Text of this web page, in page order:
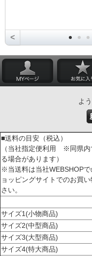
<
よ
■送料の目安（税込）
（当社指定便利用 ※同県内
る場合があります）
※当送料は当社WEBSHOP
ョッピングサイトでのお買
さい。
サイズ1(小物商品)
サイズ2(中型商品)
サイズ3(大型商品)
サイズ4(特大商品)